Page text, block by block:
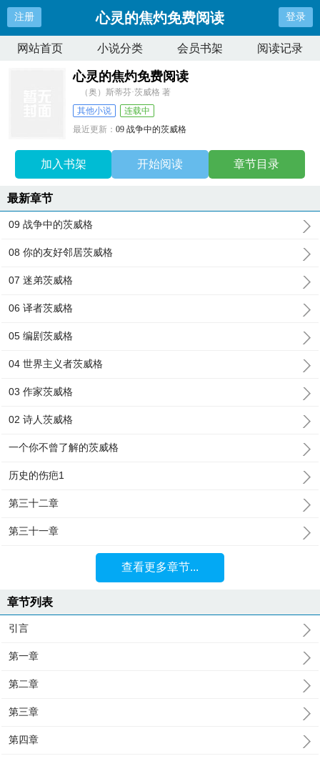
注册 心灵的焦灼免费阅读 登录
网站首页 小说分类 会员书架 阅读记录
心灵的焦灼免费阅读
（奥）斯蒂芬·茨威格 著
其他小说
连载中
最近更新：09 战争中的茨威格
加入书架 开始阅读 章节目录
最新章节
09 战争中的茨威格
08 你的友好邻居茨威格
07 迷弟茨威格
06 译者茨威格
05 编剧茨威格
04 世界主义者茨威格
03 作家茨威格
02 诗人茨威格
一个你不曾了解的茨威格
历史的伤疤1
第三十二章
第三十一章
查看更多章节...
章节列表
引言
第一章
第二章
第三章
第四章